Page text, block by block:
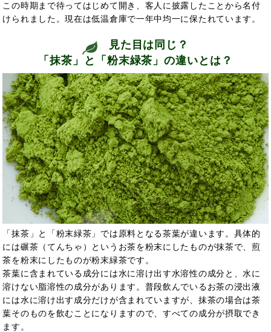
この時期まで待ってはじめて開き、客人に披露したことから名付
けられました。現在は低温倉庫で一年中均一に保たれています。
見た目は同じ？
「抹茶」と「粉末緑茶」の違いとは？
「抹茶」と「粉末緑茶」では原料となる茶葉が違います。具体的
には碾茶（てんちゃ）というお茶を粉末にしたものが抹茶で、煎
茶を粉末にしたものが粉末緑茶です。
茶葉に含まれている成分には水に溶け出す水溶性の成分と、水に
溶けない脂溶性の成分があります。普段飲んでいるお茶の浸出液
には水に溶け出す成分だけが含まれていますが、抹茶の場合は茶
葉そのものを飲むことになりますので、すべての成分が摂取でき
ます。